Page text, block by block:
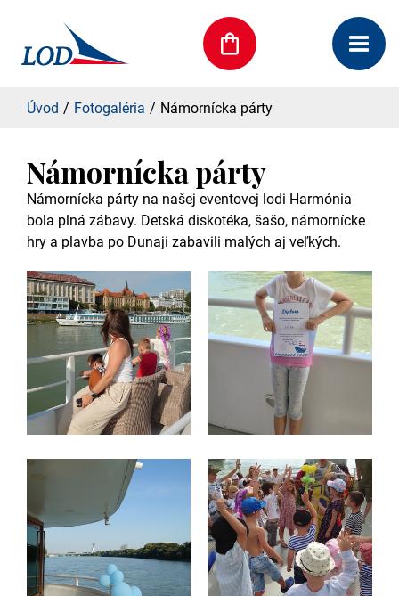
Úvod Fotogaléria Námornícka párty
Námornícka párty
Námornícka párty na našej eventovej lodi Harmónia
bola plná zábavy. Detská diskotéka, šašo, námornícke
hry a plavba po Dunaji zabavili malých aj veľkých.